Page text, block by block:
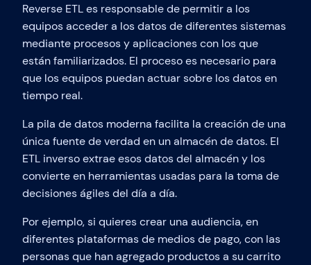
Reverse ETL es responsable de permitir a los
equipos acceder a los datos de diferentes sistemas
mediante procesos y aplicaciones con los que
están familiarizados. El proceso es necesario para
que los equipos puedan actuar sobre los datos en
tiempo real.
La pila de datos moderna facilita la creación de una
única fuente de verdad en un almacén de datos. El
ETL inverso extrae esos datos del almacén y los
convierte en herramientas usadas para la toma de
decisiones ágiles del día a día.
Por ejemplo, si quieres crear una audiencia, en
diferentes plataformas de medios de pago, con las
personas que han agregado productos a su carrito